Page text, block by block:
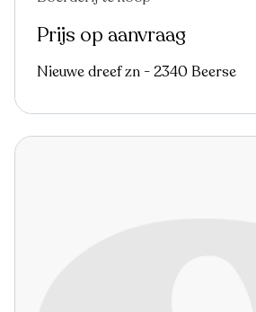
Prijs op aanvraag
Nieuwe dreef zn - 2340 Beerse